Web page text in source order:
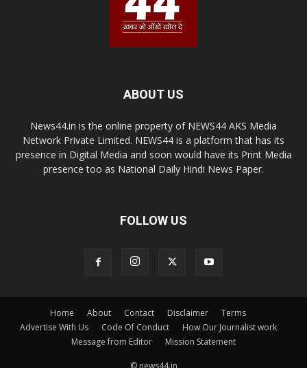
ABOUT US
News44.in is the online property of NEWS44 AKS Media
Network Private Limited. NEWS44 is a platform that has its
presence in Digital Media and soon would have its Print Media
presence too as National Daily Hindi News Paper.
FOLLOW US
Home About Contact Disclaimer
Terms
Advertise With Us
Code Of Conduct
How Our Journalist work
Message from Editor
Mission Statement
© news44.in